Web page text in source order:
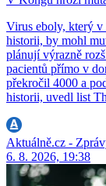
Virus eboly, který
historii, by mohl
plánují výrazně
pacientů přímo v
překročil 4000 a
historii, uvedl list
Aktuálně.cz -
6. 8. 2026, 19:38